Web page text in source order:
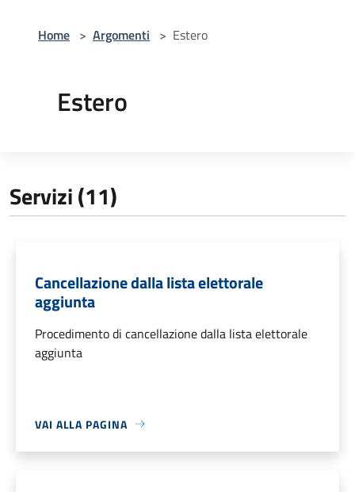
Home > Argomenti > Estero
Estero
Servizi (11)
Cancellazione dalla lista elettorale
aggiunta
Procedimento di cancellazione dalla lista elettorale
aggiunta
VAI ALLA PAGINA